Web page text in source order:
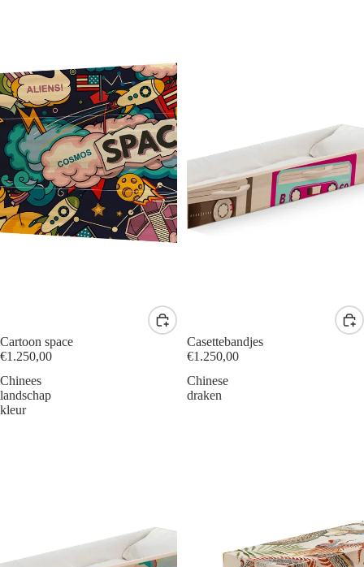
Cartoon space
€1.250,00
Casettebandjes
€1.250,00
Chinees
landschap
kleur
Chinese
draken